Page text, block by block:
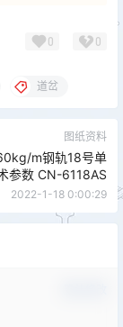
0 0
道岔
图纸资料
m钢轨18号单
参数 CN-6118AS
2022-1-18 0:00:29